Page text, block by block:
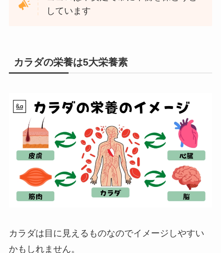
しています
カラダの栄養は5大栄養素
カラダは目に見えるものなのでイメージしやすい
かもしれません。